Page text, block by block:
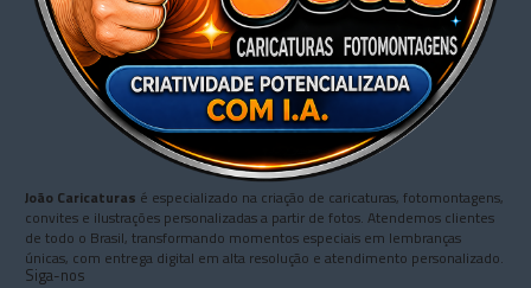
João Caricaturas é especializado na criação de caricaturas, fotomontagens,
convites e ilustrações personalizadas a partir de fotos. Atendemos clientes
de todo o Brasil, transformando momentos especiais em lembranças
únicas, com entrega digital em alta resolução e atendimento personalizado.
Siga-nos